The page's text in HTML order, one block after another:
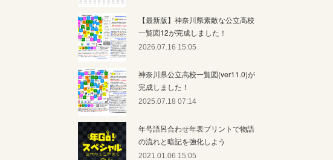
【最新版】神奈川県素敵な公立高校
一覧図12が完成しました！
2026.07.16 15:05
神奈川県公立高校一覧図(ver11.0)が
完成しました！
2025.07.18 07:14
年号語呂合わせ年表プリントで物語
の流れと暗記を強化しよう
2021.01.06 15:05